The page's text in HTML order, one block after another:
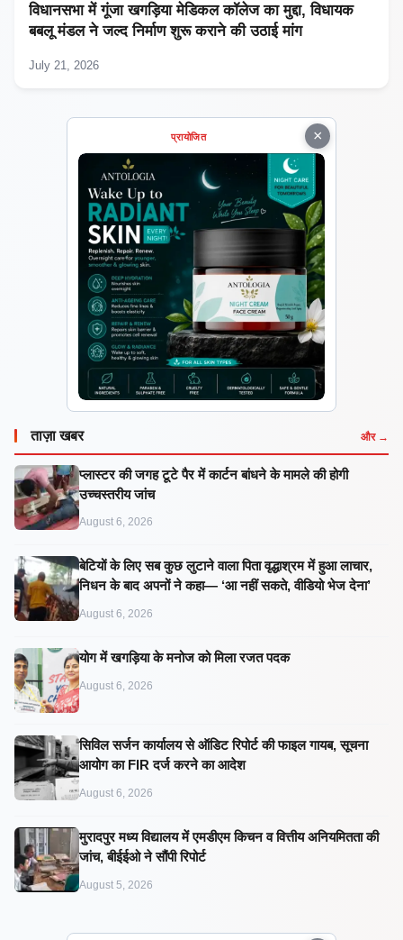
विधानसभा में गूंजा खगड़िया मेडिकल कॉलेज का मुद्दा, विधायक
बबलू मंडल ने जल्द निर्माण शुरू कराने की उठाई मांग
July 21, 2026
×
प्रायोजित
ताज़ा खबर और →
प्लास्टर की जगह टूटे पैर में कार्टन बांधने के मामले की होगी
उच्चस्तरीय जांच
August 6, 2026
बेटियों के लिए सब कुछ लुटाने वाला पिता वृद्धाश्रम में हुआ लाचार,
निधन के बाद अपनों ने कहा— ‘आ नहीं सकते, वीडियो भेज देना’
August 6, 2026
​योग में खगड़िया के मनोज को मिला रजत पदक
August 6, 2026
सिविल सर्जन कार्यालय से ऑडिट रिपोर्ट की फाइल गायब, सूचना
आयोग का FIR दर्ज करने का आदेश
August 6, 2026
मुरादपुर मध्य विद्यालय में एमडीएम किचन व वित्तीय अनियमितता की
जांच, बीईईओ ने सौंपी रिपोर्ट
August 5, 2026